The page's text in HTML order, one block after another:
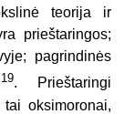
teorija ir
prieštaringos;
pagrindinės
19. Prieštaringi
oksimoronai,